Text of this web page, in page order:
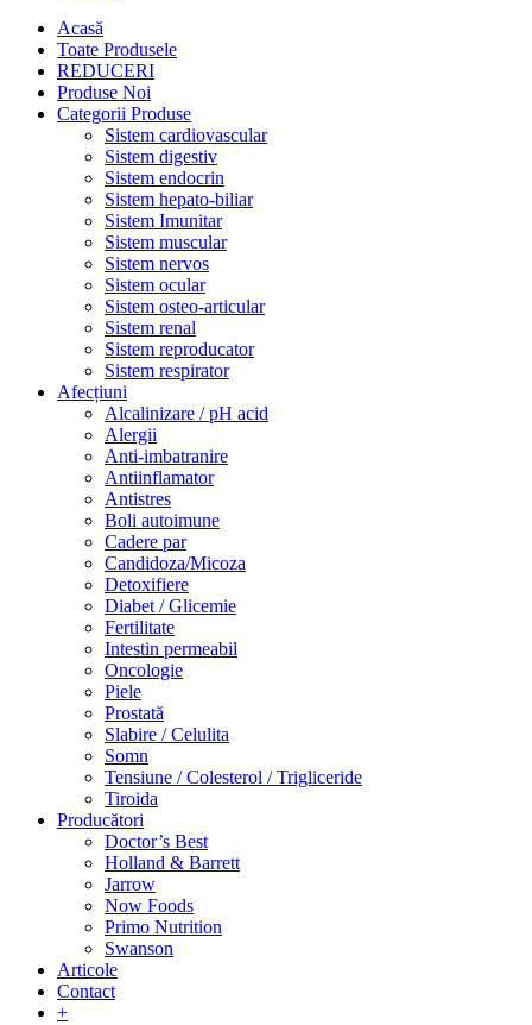
Acasă
Toate Produsele
REDUCERI
Produse Noi
Categorii Produse
Sistem cardiovascular
Sistem digestiv
Sistem endocrin
Sistem hepato-biliar
Sistem Imunitar
Sistem muscular
Sistem nervos
Sistem ocular
Sistem osteo-articular
Sistem renal
Sistem reproducator
Sistem respirator
Afecțiuni
Alcalinizare / pH acid
Alergii
Anti-imbatranire
Antiinflamator
Antistres
Boli autoimune
Cadere par
Candidoza/Micoza
Detoxifiere
Diabet / Glicemie
Fertilitate
Intestin permeabil
Oncologie
Piele
Prostată
Slabire / Celulita
Somn
Tensiune / Colesterol / Trigliceride
Tiroida
Producători
Doctor’s Best
Holland & Barrett
Jarrow
Now Foods
Primo Nutrition
Swanson
Articole
Contact
+